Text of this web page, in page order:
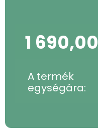
1 690,00
A termék
egységára: